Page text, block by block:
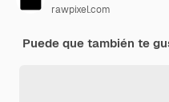
rawpixel.com
Puede que también te